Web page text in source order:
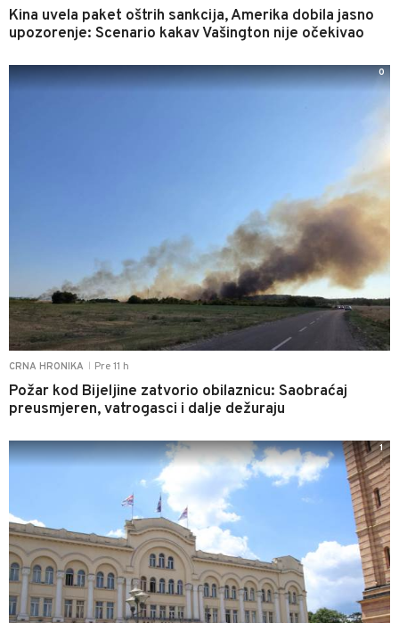
Kina uvela paket oštrih sankcija, Amerika dobila jasno
upozorenje: Scenario kakav Vašington nije očekivao
CRNA HRONIKA Pre 11 h
Požar kod Bijeljine zatvorio obilaznicu: Saobraćaj
preusmjeren, vatrogasci i dalje dežuraju
0
1